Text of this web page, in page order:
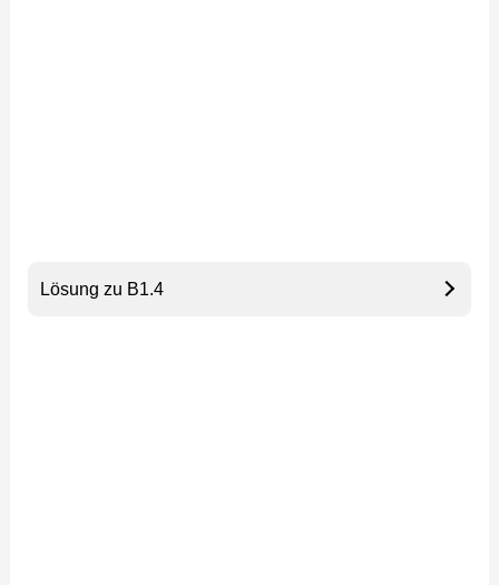
Lösung zu B1.4